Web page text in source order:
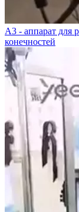
А3 - аппарат для
конечностей